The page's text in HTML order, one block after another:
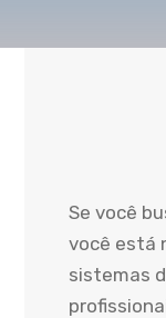
Se você
você está
sistemas